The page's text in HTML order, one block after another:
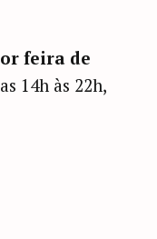
feira de
14h às 22h,